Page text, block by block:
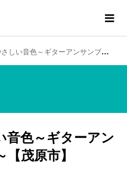
～ギターアンサンブル グラッド～【茂原市】
音色～ギターアン
茂原市】